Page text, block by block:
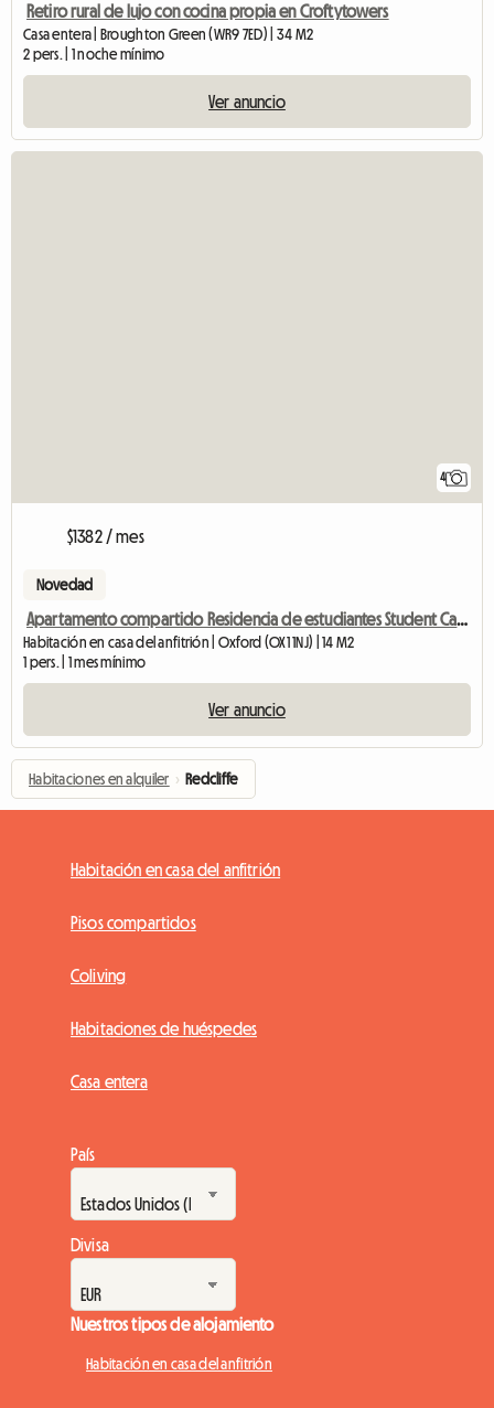
Retiro rural de lujo con cocina propia en Croftytowers
Casa entera | Broughton Green (WR9 7ED) | 34 M2
2 pers. | 1 noche mínimo
Ver anuncio
4
$1382 / mes
Novedad
Apartamento compartido Residencia de estudiantes Student Castle
Habitación en casa del anfitrión | Oxford (OX1 1NJ) | 14 M2
1 pers. | 1 mes mínimo
Ver anuncio
Habitaciones en alquiler › Redcliffe
Habitación en casa del anfitrión
Pisos compartidos
Coliving
Habitaciones de huéspedes
Casa entera
País
Divisa
Nuestros tipos de alojamiento
Habitación en casa del anfitrión